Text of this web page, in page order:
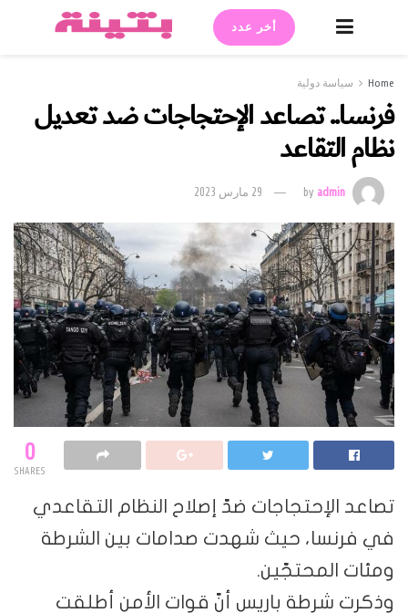
أخر عدد
Home سياسة دولية
فرنسا.. تصاعد الإحتجاجات ضد تعديل
نظام التقاعد
byadmin 29 مارس 2023
0
SHARES
تصاعد الإحتجاجات ضدّ إصلاح النظام التقاعدي
في فرنسا، حيث شهدت صدامات بين الشرطة
ومئات المحتجّين.
وذكرت شرطة باريس أنّ قوات الأمن أطلقت